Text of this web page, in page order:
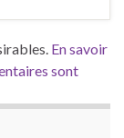
En savoir
sont